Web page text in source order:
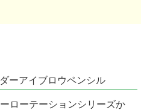
ーアイブロウペンシル
ローテーションシリーズか